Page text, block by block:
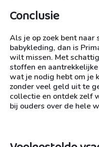
Conclusie
Als je op zoek bent
babykleding, dan is
wilt missen. Met
stoffen en
wat je nodig hebt om je
zonder veel geld uit te
collectie en ontdek zelf
bij ouders over de hele